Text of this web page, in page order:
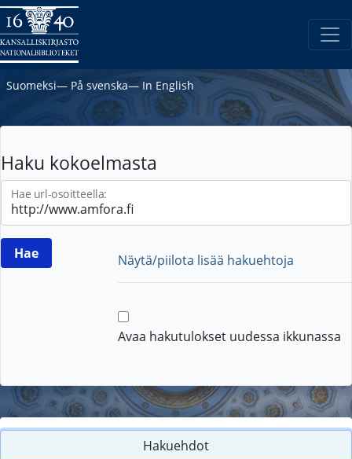
Suomeksi― På svenska― In English
Haku kokoelmasta
Hae url-osoitteella:
Näytä/piilota lisää hakuehtoja
Avaa hakutulokset uudessa ikkunassa
Hakuehdot